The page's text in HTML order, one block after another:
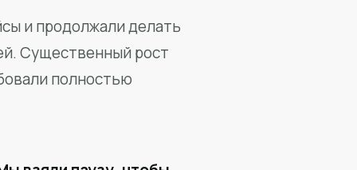
и продолжали делать
Существенный рост
полностью